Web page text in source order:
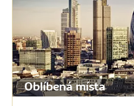
Oblíbená místa